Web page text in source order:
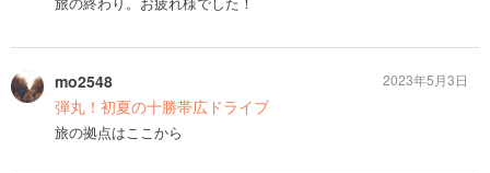
mo2548
弾丸！初夏の十勝帯広ドライブ
旅の拠点はここから
2023年5月3日